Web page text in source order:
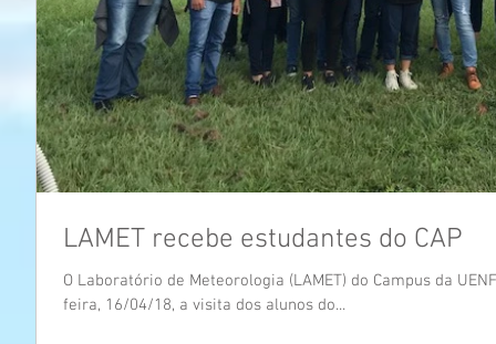
LAMET recebe estudantes do CAP
O Laboratório de Meteorologia (LAMET) do Campus da UENF de Macaé recebeu na última segunda-
feira, 16/04/18, a visita dos alunos do...